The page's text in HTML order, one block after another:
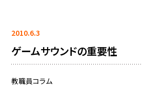
2010.6.3
ゲームサウンドの重要性
教職員コラム